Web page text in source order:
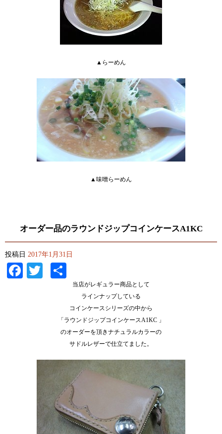
▲らーめん
▲味噌らーめん
オーダー品のラウンドジップコインケースA1KC
投稿日 2017年1月31日
Facebook
Twitter
有
当店がレギュラー商品として
ラインナップしている
コインケースシリーズの中から
「ラウンドジップコインケースA1KC 」
のオーダーを頂きナチュラルカラーの
サドルレザーで仕立てました。